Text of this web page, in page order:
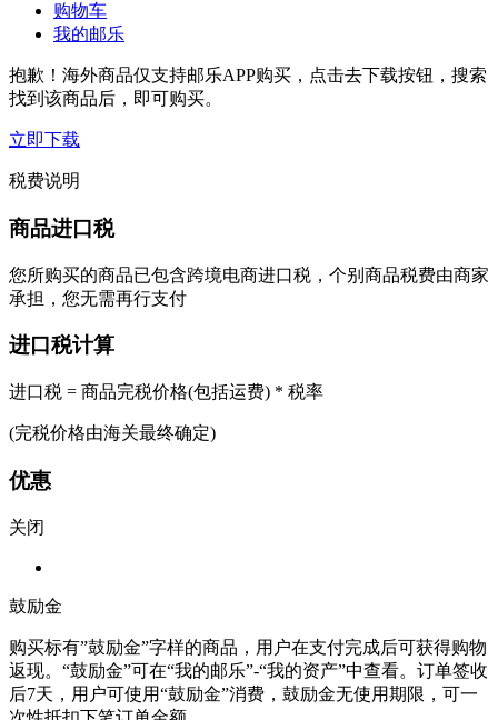
购物车
我的邮乐
抱歉！海外商品仅支持邮乐APP购买，点击去下载按钮，搜索
找到该商品后，即可购买。
立即下载
税费说明
商品进口税
您所购买的商品已包含跨境电商进口税，个别商品税费由商家
承担，您无需再行支付
进口税计算
进口税 = 商品完税价格(包括运费) * 税率
(完税价格由海关最终确定)
优惠
关闭
鼓励金
购买标有”鼓励金”字样的商品，用户在支付完成后可获得购物
返现。“鼓励金”可在“我的邮乐”-“我的资产”中查看。订单签收
后7天，用户可使用“鼓励金”消费，鼓励金无使用期限，可一